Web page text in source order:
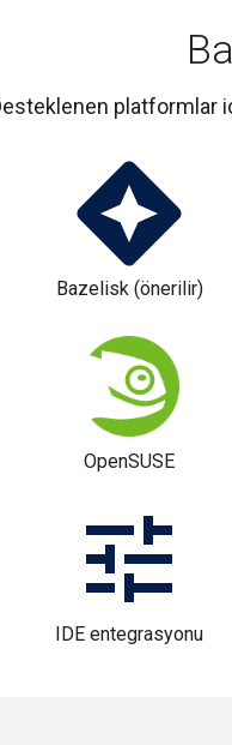
platformlar
Bazelisk (önerilir)
OpenSUSE
IDE entegrasyonu